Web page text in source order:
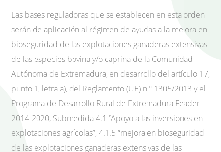
Las bases reguladoras que se establecen en esta orden
serán de aplicación al régimen de ayudas a la mejora en
bioseguridad de las explotaciones ganaderas extensivas
de las especies bovina y/o caprina de la Comunidad
Autónoma de Extremadura, en desarrollo del artículo 17,
punto 1, letra a), del Reglamento (UE) n.º 1305/2013 y el
Programa de Desarrollo Rural de Extremadura Feader
2014-2020, Submedida 4.1 “Apoyo a las inversiones en
explotaciones agrícolas”, 4.1.5 “mejora en bioseguridad
de las explotaciones ganaderas extensivas de las